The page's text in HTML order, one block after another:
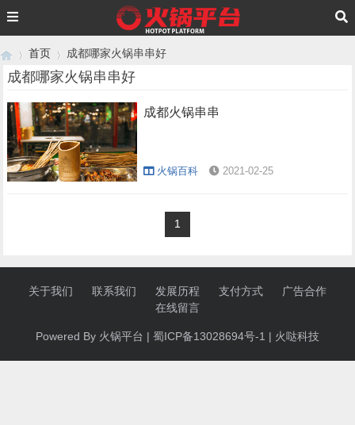
›
首页
›
成都哪家火锅串串好
成都哪家火锅串串好
成都火锅串串
火锅百科 2021-02-25
1
关于我们 联系我们 发展历程 支付方式
广告合作
在线留言
Powered By 火锅平台 | 蜀ICP备13028694号-1 | 火哒科技